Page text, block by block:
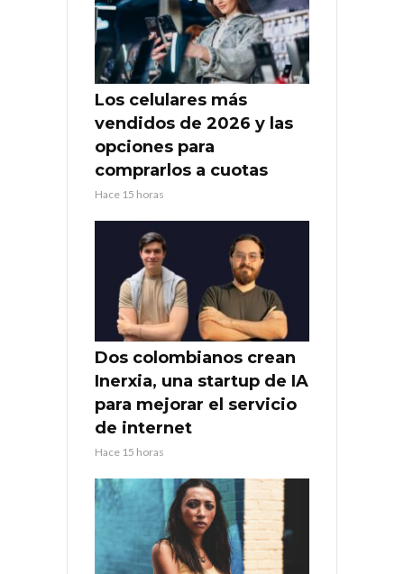
Los celulares más
vendidos de 2026 y las
opciones para
comprarlos a cuotas
Hace 15 horas
Dos colombianos crean
Inerxia, una startup de IA
para mejorar el servicio
de internet
Hace 15 horas